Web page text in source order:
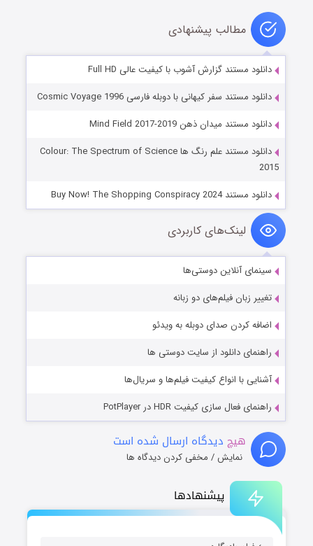
پیشنهادها
مطالب پیشنهادی
دانلود مستند گزارش آشوب با کیفیت عالی Full HD
دانلود مستند سفر کیهانی با دوبله فارسی Cosmic Voyage 1996
دانلود مستند میدان ذهن Mind Field 2017-2019
دانلود مستند علم رنگ ها Colour: The Spectrum of Science
2015
دانلود مستند Buy Now! The Shopping Conspiracy 2024
لینک‌های کاربردی
سینمای آنلاین دوستی‌ها
تغییر زبان فیلم‌های دو زبانه
اضافه کردن صدای دوبله به ویدئو
راهنمای دانلود از سایت دوستی ها
آشنایی با انواع کیفیت فیلم‌ها و سریال‌ها
راهنمای فعال سازی کیفیت HDR در PotPlayer
هیچ دیدگاه ارسال شده است
نمایش / مخفی کردن دیدگاه ها